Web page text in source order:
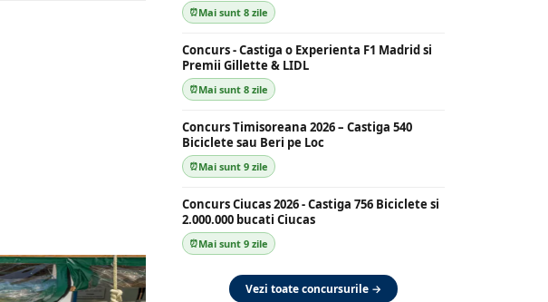
Mai sunt 8 zile
Concurs - Castiga o Experienta F1 Madrid si
Premii Gillette & LIDL
Mai sunt 8 zile
Concurs Timisoreana 2026 – Castiga 540
Biciclete sau Beri pe Loc
Mai sunt 9 zile
Concurs Ciucas 2026 - Castiga 756 Biciclete si
2.000.000 bucati Ciucas
Mai sunt 9 zile
Vezi toate concursurile →